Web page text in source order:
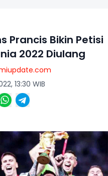
Prancis Bikin Petisi
2022 Diulang
13:30 WIB